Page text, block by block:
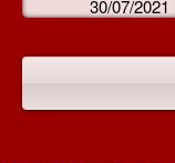
30/07/2021